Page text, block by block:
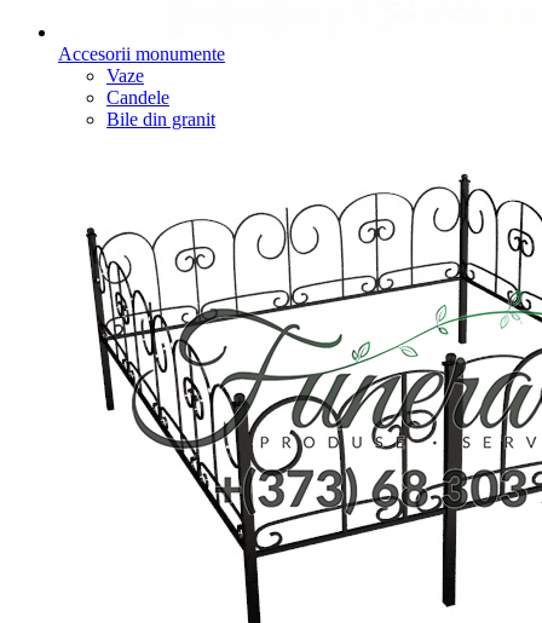
Accesorii monumente
Vaze
Candele
Bile din granit